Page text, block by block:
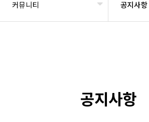
커뮤니티 공지사항
공지사항